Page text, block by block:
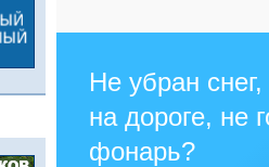
Не убран
на дороге, не
фонарь?